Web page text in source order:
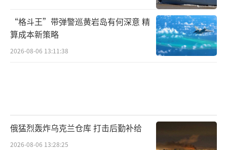
“格斗王”带弹警巡黄岩岛有何深意 精
算成本新策略
2026-08-06 13:11:38
俄猛烈轰炸乌克兰仓库 打击后勤补给
2026-08-06 13:28:25